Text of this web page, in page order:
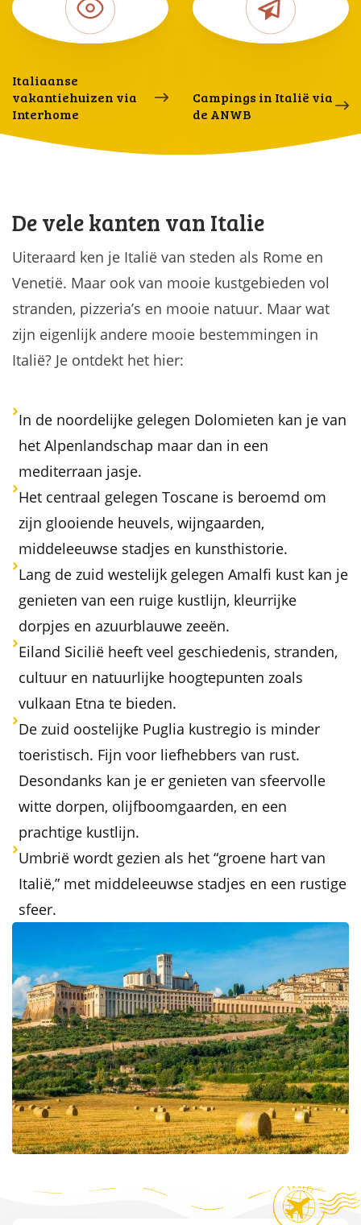
Italiaanse
vakantiehuizen via
Interhome
Campings in Italië via
de ANWB
De vele kanten van Italie
Uiteraard ken je Italië van steden als Rome en
Venetië. Maar ook van mooie kustgebieden vol
stranden, pizzeria’s en mooie natuur. Maar wat
zijn eigenlijk andere mooie bestemmingen in
Italië? Je ontdekt het hier:
In de noordelijke gelegen Dolomieten kan je van
het Alpenlandschap maar dan in een
mediterraan jasje.
Het centraal gelegen Toscane is beroemd om
zijn glooiende heuvels, wijngaarden,
middeleeuwse stadjes en kunsthistorie.
Lang de zuid westelijk gelegen Amalfi kust kan je
genieten van een ruige kustlijn, kleurrijke
dorpjes en azuurblauwe zeeën.
Eiland Sicilië heeft veel geschiedenis, stranden,
cultuur en natuurlijke hoogtepunten zoals
vulkaan Etna te bieden.
De zuid oostelijke Puglia kustregio is minder
toeristisch. Fijn voor liefhebbers van rust.
Desondanks kan je er genieten van sfeervolle
witte dorpen, olijfboomgaarden, en een
prachtige kustlijn.
Umbrië wordt gezien als het “groene hart van
Italië,” met middeleeuwse stadjes en een rustige
sfeer.